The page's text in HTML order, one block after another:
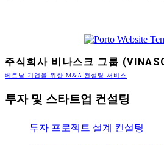
주식회사 비나스크 그룹
베트남 기업을 위한 M&A 컨설팅 서비스
투자 및 스타트업 컨설팅
투자 프로젝트 설계 컨설팅